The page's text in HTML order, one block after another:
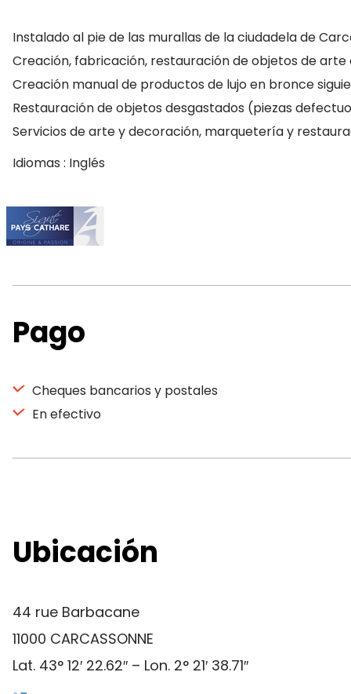
Instalado al pie de las murallas de la ciudadela de
Creación, fabricación, restauración de objetos de
Creación manual de productos de lujo en bronce
Restauración de objetos desgastados (piezas
Servicios de arte y decoración, marquetería y
Idiomas : Inglés
Pago
Cheques bancarios y postales
En efectivo
Ubicación
44 rue Barbacane
11000 CARCASSONNE
Lat. 43° 12′ 22.62″ – Lon. 2° 21′ 38.71″